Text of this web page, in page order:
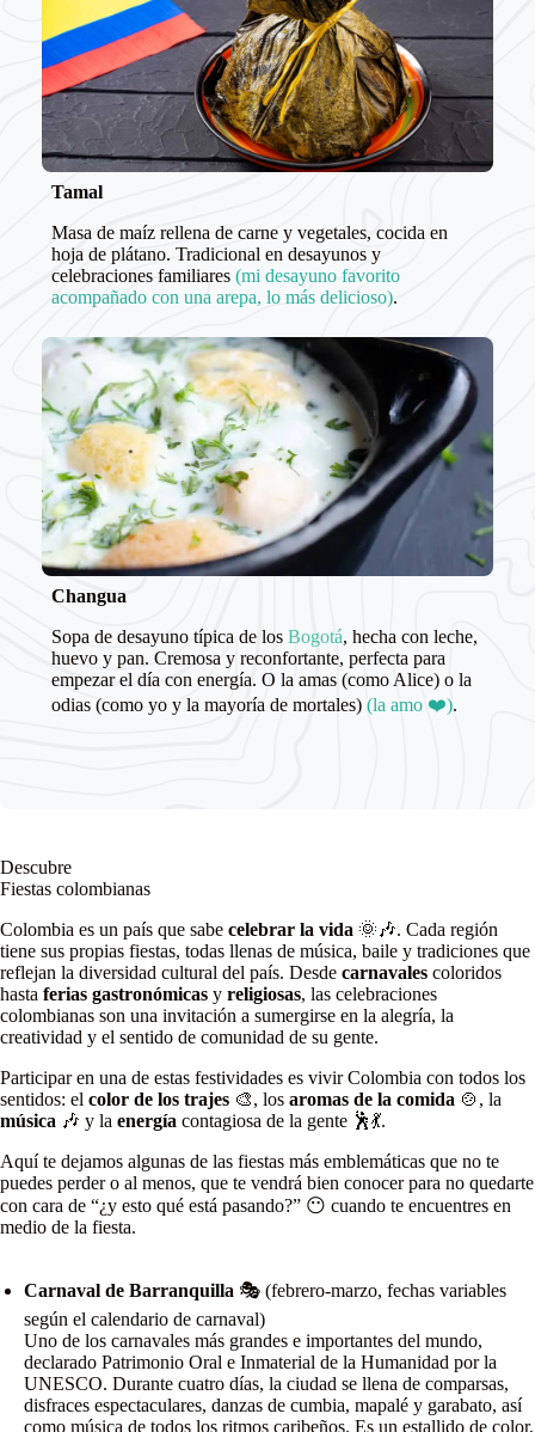
Tamal
Masa de maíz rellena de carne y vegetales, cocida en
hoja de plátano. Tradicional en desayunos y
celebraciones familiares (mi desayuno favorito
acompañado con una arepa, lo más delicioso).
Changua
Sopa de desayuno típica de los Bogotá, hecha con leche,
huevo y pan. Cremosa y reconfortante, perfecta para
empezar el día con energía. O la amas (como Alice) o la
odias (como yo y la mayoría de mortales) (la amo ❤️).
Descubre
Fiestas colombianas
Colombia es un país que sabe celebrar la vida 🌞🎶. Cada región
tiene sus propias fiestas, todas llenas de música, baile y tradiciones que
reflejan la diversidad cultural del país. Desde carnavales coloridos
hasta ferias gastronómicas y religiosas, las celebraciones
colombianas son una invitación a sumergirse en la alegría, la
creatividad y el sentido de comunidad de su gente.
Participar en una de estas festividades es vivir Colombia con todos los
sentidos: el color de los trajes 🎨, los aromas de la comida 🍲, la
música 🎶 y la energía contagiosa de la gente 🕺💃.
Aquí te dejamos algunas de las fiestas más emblemáticas que no te
puedes perder o al menos, que te vendrá bien conocer para no quedarte
con cara de “¿y esto qué está pasando?” 😶 cuando te encuentres en
medio de la fiesta.
Carnaval de Barranquilla 🎭 (febrero-marzo, fechas variables
según el calendario de carnaval)
Uno de los carnavales más grandes e importantes del mundo,
declarado Patrimonio Oral e Inmaterial de la Humanidad por la
UNESCO. Durante cuatro días, la ciudad se llena de comparsas,
disfraces espectaculares, danzas de cumbia, mapalé y garabato, así
como música de todos los ritmos caribeños. Es un estallido de color,